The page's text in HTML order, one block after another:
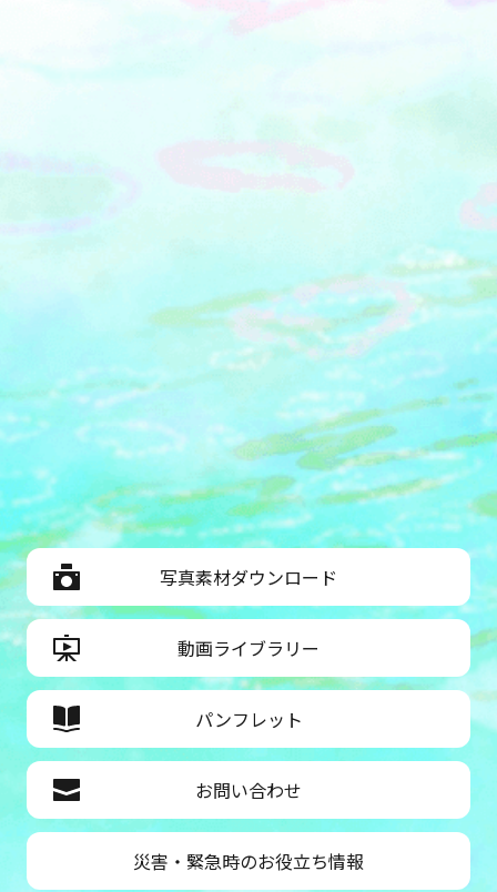
写真素材ダウンロード
動画ライブラリー
パンフレット
お問い合わせ
災害・緊急時のお役立ち情報